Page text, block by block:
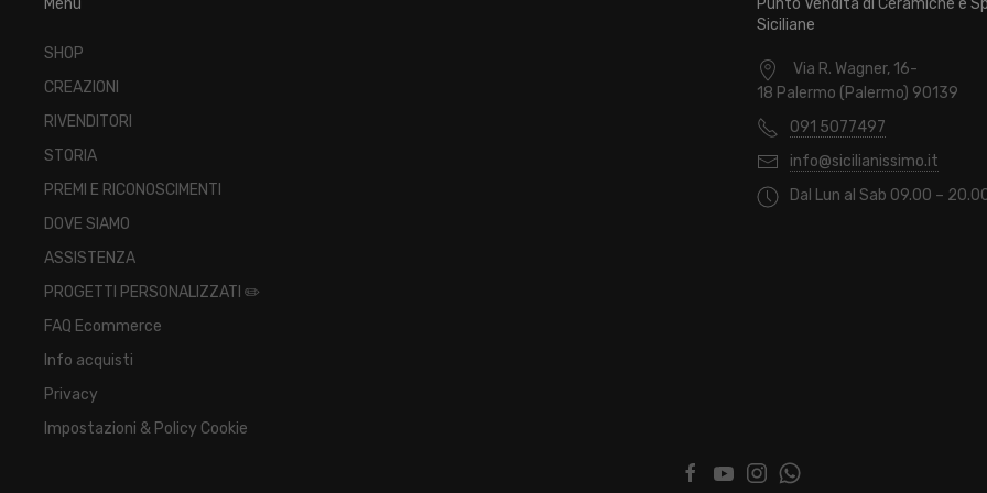
Menu
SHOP
CREAZIONI
RIVENDITORI
STORIA
PREMI E RICONOSCIMENTI
DOVE SIAMO
ASSISTENZA
PROGETTI PERSONALIZZATI ✏️
FAQ Ecommerce
Info acquisti
Privacy
Impostazioni & Policy Cookie
Punto Vendita di Ceramiche e
Siciliane
Via R. Wagner, 16-
18 Palermo (Palermo) 90139
091 5077497
info@sicilianissimo.it
Dal Lun al Sab 09.00 –